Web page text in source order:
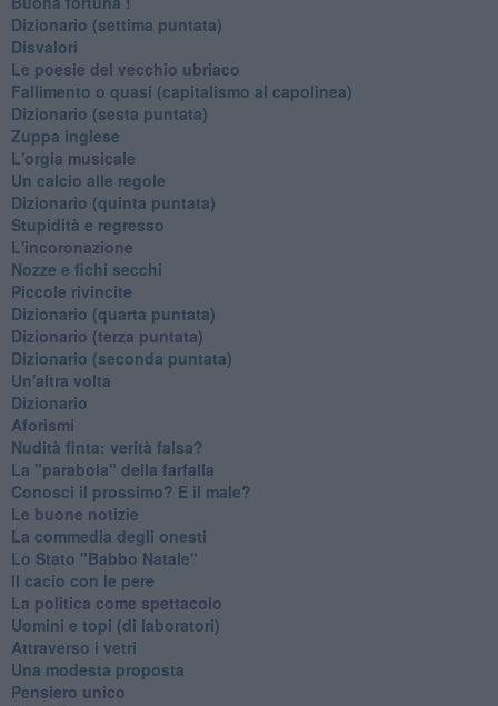
​Dizionario (settima puntata)
Disvalori
Le poesie del vecchio ubriaco
Fallimento o quasi (capitalismo al capolinea)
Dizionario (sesta puntata)
Zuppa inglese
L'orgia musicale
Un calcio alle regole
Dizionario (quinta puntata)
Stupidità e regresso
L'incoronazione
Nozze e fichi secchi
Piccole rivincite
​Dizionario (quarta puntata)
​Dizionario (terza puntata)
​Dizionario (seconda puntata)
Un'altra volta
Dizionario
Aforismi
Nudità finta: verità falsa?
La "parabola" della farfalla
Conosci il prossimo? E il male?
Le buone notizie
La commedia degli onesti
Lo Stato "Babbo Natale"
Il cacio con le pere
La politica come spettacolo
Uomini e topi (di laboratori)
Attraverso i vetri
Una modesta proposta
Pensiero unico